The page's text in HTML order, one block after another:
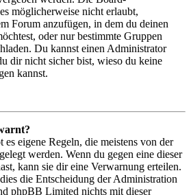
möglicherweise nicht erlaubt,
Forum anzufügen, in dem du deinen
oder nur bestimmte Gruppen
Du kannst einen Administrator
dir nicht sicher bist, wieso du keine
kannst.
eigene Regeln, die meistens von der
werden. Wenn du gegen eine dieser
kann sie dir eine Verwarnung erteilen.
die Entscheidung der Administration
phpBB Limited nichts mit dieser